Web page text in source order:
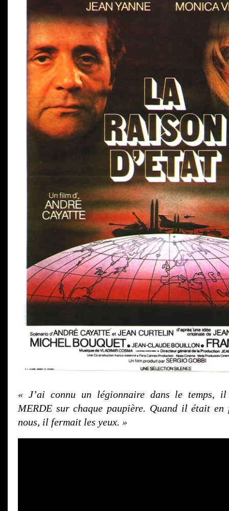
« J’ai connu un légionnaire dans le temps,
MERDE sur chaque paupière. Quand il était en
nous, il fermait les yeux. »